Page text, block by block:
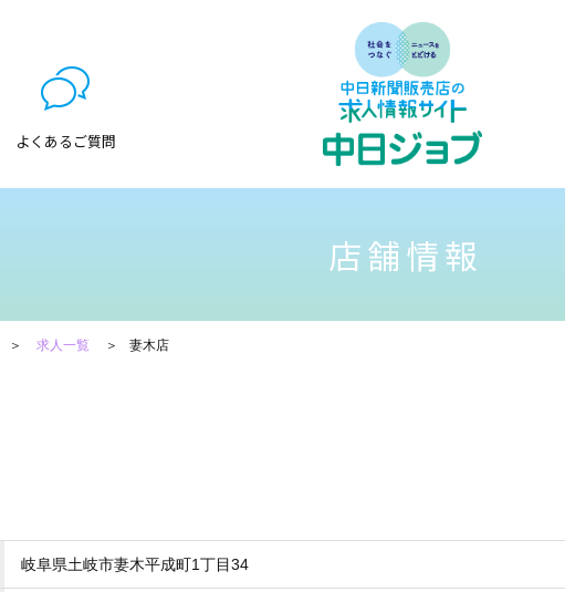
よくあるご質問
店舗情報
求人一覧 妻木店
岐阜県土岐市妻木平成町1丁目34